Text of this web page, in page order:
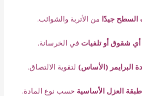
السطح جيدًا من الأتربة والشوائب.
أي شقوق أو تلفيات في الخرسانة.
البرايمر (الأساس) لتقوية الالتصاق.
العزل الأساسية حسب نوع المادة.